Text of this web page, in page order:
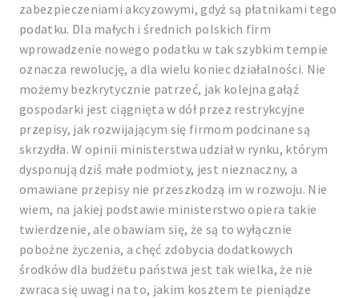
zabezpieczeniami akcyzowymi, gdyż są płatnikami tego
podatku. Dla małych i średnich polskich firm
wprowadzenie nowego podatku w tak szybkim tempie
oznacza rewolucję, a dla wielu koniec działalności. Nie
możemy bezkrytycznie patrzeć, jak kolejna gałąź
gospodarki jest ciągnięta w dół przez restrykcyjne
przepisy, jak rozwijającym się firmom podcinane są
skrzydła. W opinii ministerstwa udział w rynku, którym
dysponują dziś małe podmioty, jest nieznaczny, a
omawiane przepisy nie przeszkodzą im w rozwoju. Nie
wiem, na jakiej podstawie ministerstwo opiera takie
twierdzenie, ale obawiam się, że są to wyłącznie
pobożne życzenia, a chęć zdobycia dodatkowych
środków dla budżetu państwa jest tak wielka, że nie
zwraca się uwagi na to, jakim kosztem te pieniądze